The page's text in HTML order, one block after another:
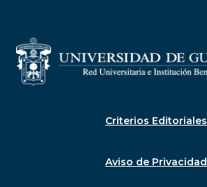
Criterios Editoriales
Aviso de Privacidad